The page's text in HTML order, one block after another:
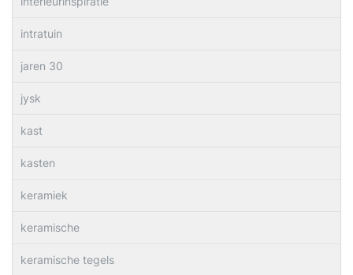
intratuin
jaren 30
jysk
kast
kasten
keramiek
keramische
keramische tegels